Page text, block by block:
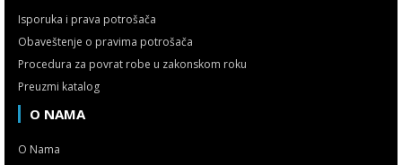
Isporuka i prava potrošača
Obaveštenje o pravima potrošača
Procedura za povrat robe u zakonskom roku
Preuzmi katalog
O NAMA
O Nama